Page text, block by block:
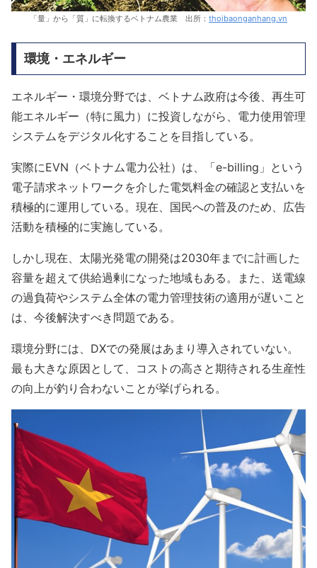
「量」から「質」に転換するベトナム農業 出所： thoibaonganhang.vn
環境・エネルギー
エネルギー・環境分野では、ベトナム政府は今後、再生可
能エネルギー（特に風力）に投資しながら、電力使用管理
システムをデジタル化することを目指している。
実際にEVN（ベトナム電力公社）は、「e-billing」という
電子請求ネットワークを介した電気料金の確認と支払いを
積極的に運用している。現在、国民への普及のため、広告
活動を積極的に実施している。
しかし現在、太陽光発電の開発は2030年までに計画した
容量を超えて供給過剰になった地域もある。また、送電線
の過負荷やシステム全体の電力管理技術の適用が遅いこと
は、今後解決すべき問題である。
環境分野には、DXでの発展はあまり導入されていない。
最も大きな原因として、コストの高さと期待される生産性
の向上が釣り合わないことが挙げられる。